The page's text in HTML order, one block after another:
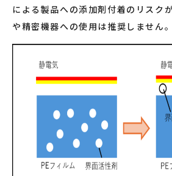
による製品への添加剤付着のリスク
や精密機器への使用は推奨しません。